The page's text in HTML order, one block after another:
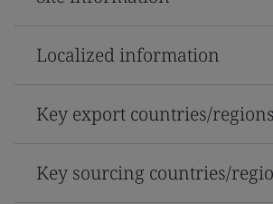
Localized information
Key export countries/regions
Key sourcing countries/